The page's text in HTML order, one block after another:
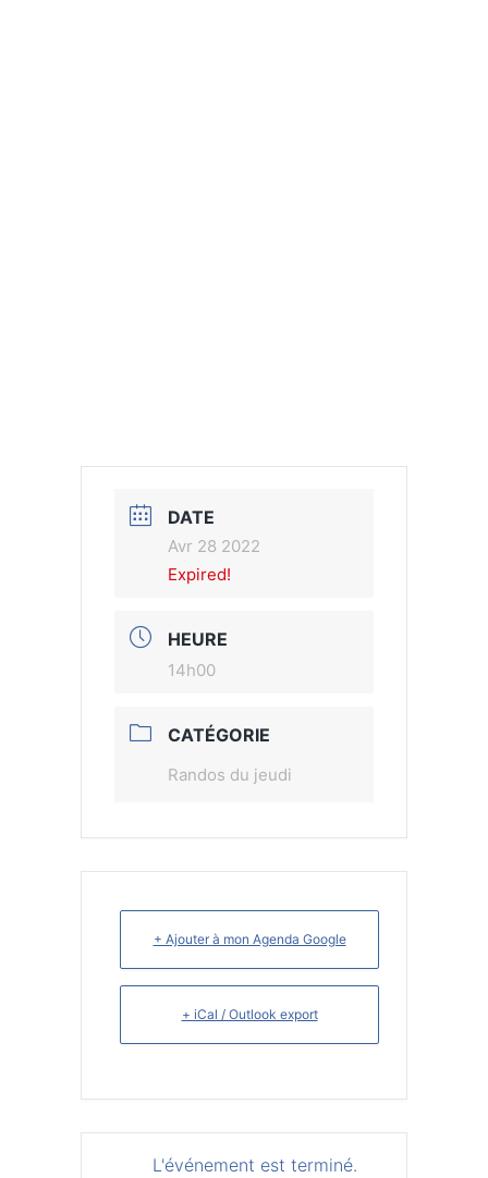
DATE
Avr 28 2022
Expired!
HEURE
14h00
CATÉGORIE
Randos du jeudi
+ Ajouter à mon Agenda Google
+ iCal / Outlook export
L'événement est terminé.